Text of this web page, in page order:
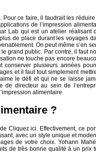
Pour ce faire, il faudrait les réduire
de l’impression
Lab qui est un atelier réalisant
de place durant les voyages
On peut même s’en
grand public. Par contre, il faut
ne touche pas encore
conserver plusieurs années
et il faut tout simplement
le défi et qui ne se laisse
de directeur au sein de
alimentaire.
?
Cliquez ici. Effectivement, ce
avec un style unique et
de votre choix. Yohann
de très bonne qualité à un prix